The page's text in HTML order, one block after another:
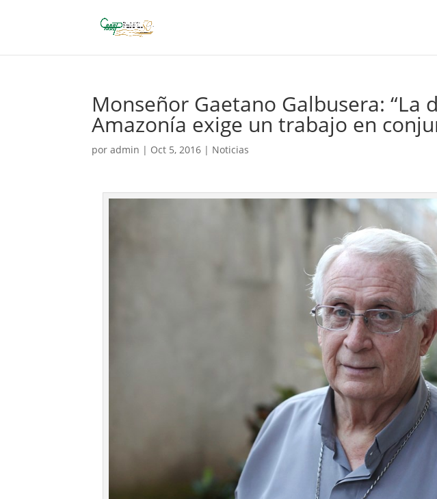
Monseñor Gaetano Galbusera: “La
Amazonía exige un trabajo en
poradmin | Oct 5, 2016 | Noticias